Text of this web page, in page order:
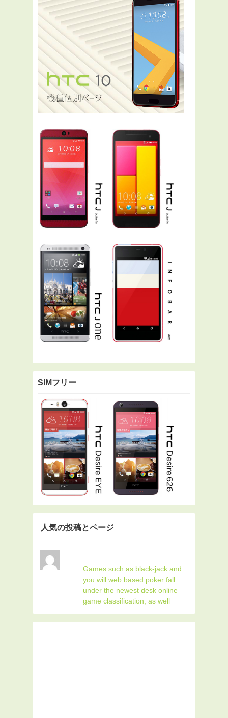
SIMフリー
人気の投稿とページ
Games such as black-jack and
you will web based poker fall
under the newest desk online
game classification, as well